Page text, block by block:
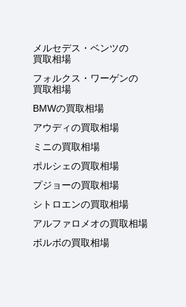
メルセデス・ベンツの
買取相場
フォルクス・ワーゲンの
買取相場
BMWの買取相場
アウディの買取相場
ミニの買取相場
ポルシェの買取相場
プジョーの買取相場
シトロエンの買取相場
アルファロメオの買取相場
ボルボの買取相場